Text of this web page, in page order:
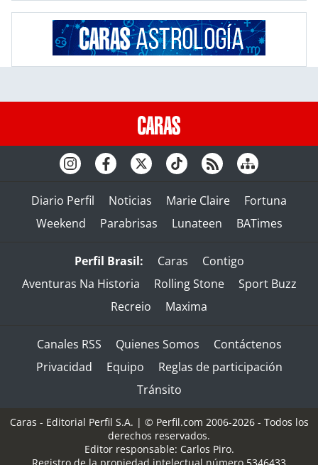
Diario Perfil Noticias Marie Claire
Fortuna
Weekend
Parabrisas Lunateen BATimes
Perfil Brasil: Caras
Contigo
Aventuras Na Historia
Rolling Stone
Sport Buzz
Recreio
Maxima
Canales RSS Quienes Somos
Contáctenos
Privacidad
Equipo
Reglas de participación
Tránsito
Caras - Editorial Perfil S.A. | © Perfil.com 2006-2026 - Todos los
derechos reservados.
Editor responsable: Carlos Piro.